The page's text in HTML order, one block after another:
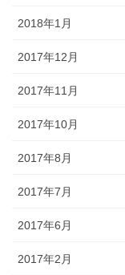
2018年1月
2017年12月
2017年11月
2017年10月
2017年8月
2017年7月
2017年6月
2017年2月